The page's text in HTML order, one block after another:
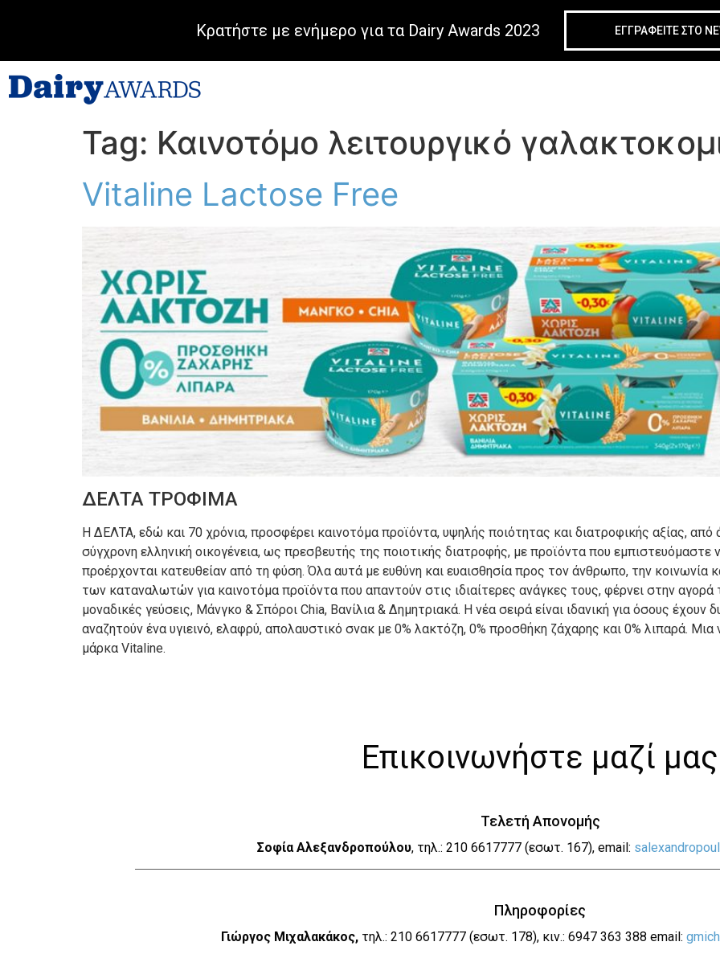
Κρατήστε με ενήμερο για τα Dairy Awards 2023 ΕΓΓΡΑΦΕIΤΕ ΣΤΟ
Tag: Καινοτόμο λειτουργικό
Vitaline Lactose Free
ΔΕΛΤΑ ΤΡΟΦΙΜΑ
H ΔΕΛΤΑ, εδώ και 70 χρόνια, προσφέρει καινοτόμα προϊόντα, υψηλής ποιότητας και διατροφικής αξίας, από
σύγχρονη ελληνική οικογένεια, ως πρεσβευτής της ποιοτικής διατροφής, με προϊόντα που εμπιστευόμαστε
προέρχονται κατευθείαν από τη φύση. Όλα αυτά με ευθύνη και ευαισθησία προς τον άνθρωπο, την κοινωνία
των καταναλωτών για καινοτόμα προϊόντα που απαντούν στις ιδιαίτερες ανάγκες τους, φέρνει στην αγορά
μοναδικές γεύσεις, Μάνγκο & Σπόροι Chia, Βανίλια & Δημητριακά. Η νέα σειρά είναι ιδανική για όσους
αναζητούν ένα υγιεινό, ελαφρύ, απολαυστικό σνακ με 0% λακτόζη, 0% προσθήκη ζάχαρης και 0% λιπαρά.
μάρκα Vitaline.
Επικοινωνήστε μαζί μας
Τελετή Απονομής
Σοφία Αλεξανδροπούλου, τηλ.: 210 6617777 (εσωτ. 167), email:
Πληροφορίες
Γιώργος Μιχαλακάκος, τηλ.: 210 6617777 (εσωτ. 178), κιν.: 6947 363 388 email: